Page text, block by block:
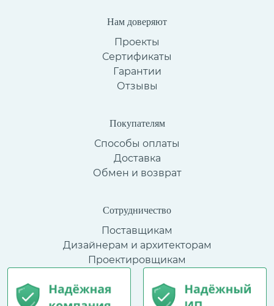
Нам доверяют
Проекты
Сертификаты
Гарантии
Отзывы
Покупателям
Способы оплаты
Доставка
Обмен и возврат
Сотрудничество
Поставщикам
Дизайнерам и архитекторам
Проектировщикам